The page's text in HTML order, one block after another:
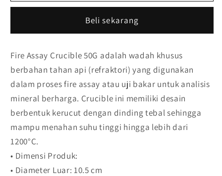
–
Lebur
Uji
Bakar
430
ml
50G
–
Lebur
Uji
Bakar
430
ml
Beli sekarang
Fire Assay Crucible 50G adalah wadah khusus
berbahan tahan api (refraktori) yang digunakan
dalam proses fire assay atau uji bakar untuk analisis
mineral berharga. Crucible ini memiliki desain
berbentuk kerucut dengan dinding tebal sehingga
mampu menahan suhu tinggi hingga lebih dari
1200°C.
• Dimensi Produk:
• Diameter Luar: 10.5 cm